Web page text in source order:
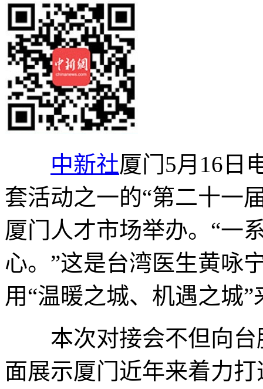
中新社厦门5月16日
套活动之一的“第二十一
厦门人才市场举办。“一
心。”这是台湾医生黄咏
用“温暖之城、机遇之城
本次对接会不但向台
面展示厦门近年来着力